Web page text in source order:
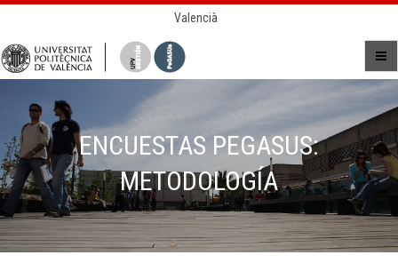
Valencià
ENCUESTAS PEGASUS:
METODOLOGÍA